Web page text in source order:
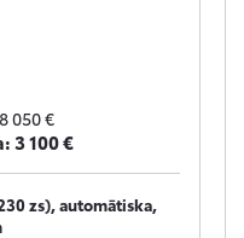
050 €
3 100 €
zs), automātiska,